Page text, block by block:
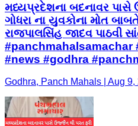
મધ્યપ્રદેશના બદનાવર
ગોધરા ના યુવકોના મોત
રાજપાલસિંહ જાદવ પાઠવી
#panchmahalsamachar
#news #godhra
Godhra, Panch Mahals | Aug 9,